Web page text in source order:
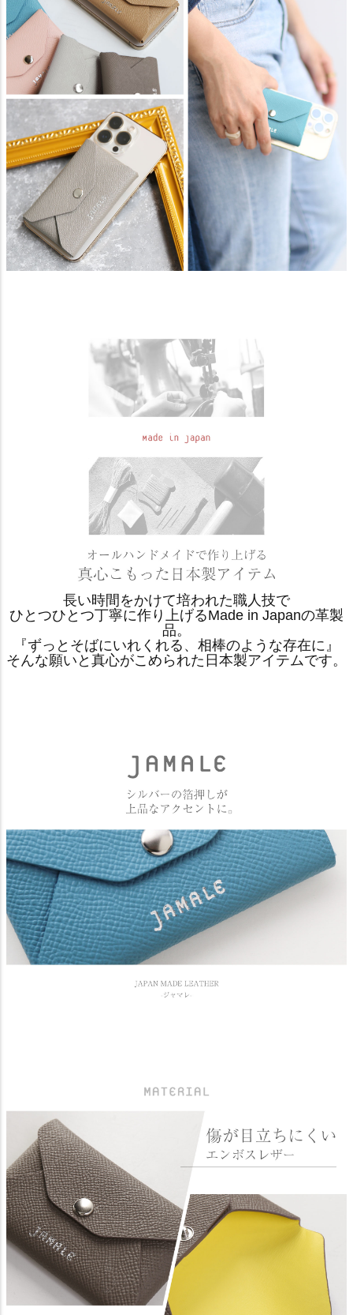
長い時間をかけて培われた職人技で
ひとつひとつ丁寧に作り上げるMade in Japanの革製
品。
『ずっとそばにいれくれる、相棒のような存在に』
そんな願いと真心がこめられた日本製アイテムです。